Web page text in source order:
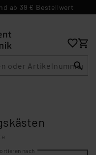
ab 39 € Bestellwert
nach